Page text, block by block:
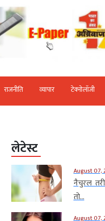
राजनीति व्‍यापार टेक्‍नोलॉजी
लेटेस्ट
August 07,
नैचुरल
तो...
August 07,